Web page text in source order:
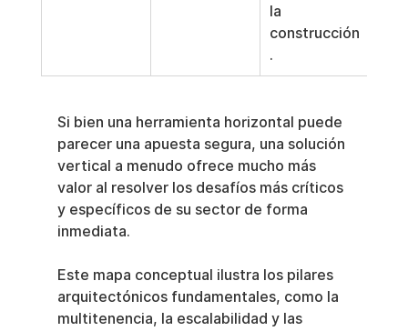
la
construcción
.
Si bien una herramienta horizontal puede
parecer una apuesta segura, una solución
vertical a menudo ofrece mucho más
valor al resolver los desafíos más críticos
y específicos de su sector de forma
inmediata.
Este mapa conceptual ilustra los pilares
arquitectónicos fundamentales, como la
multitenencia, la escalabilidad y las